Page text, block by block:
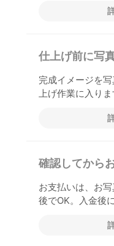
仕上げ前に写
完成イメージを
上げ作業に入りま
確認してから
お支払いは、お
後でOK。入金後